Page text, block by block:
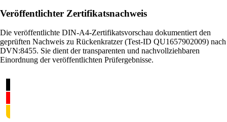
Veröffentlichter Zertifikatsnachweis
Die veröffentlichte DIN-A4-Zertifikatsvorschau dokumentiert den
geprüften Nachweis zu Rückenkratzer (Test-ID QU1657902009) nach
DVN:8455. Sie dient der transparenten und nachvollziehbaren
Einordnung der veröffentlichten Prüfergebnisse.